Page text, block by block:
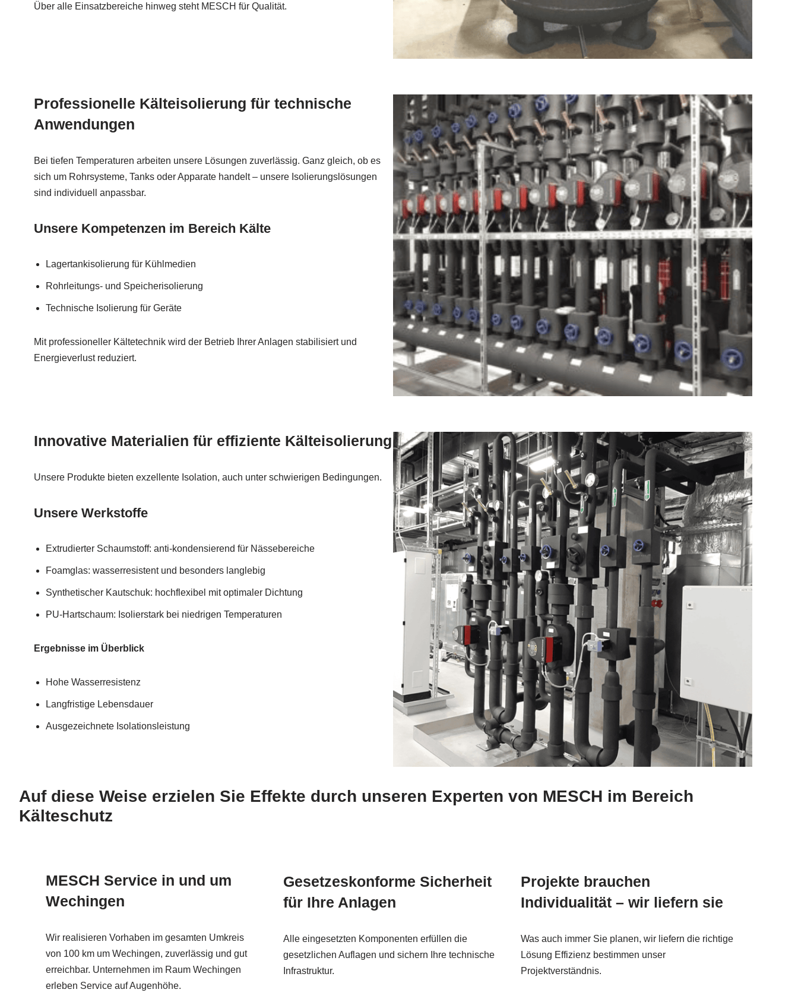
Über alle Einsatzbereiche hinweg steht MESCH für Qualität.
Professionelle Kälteisolierung für technische
Anwendungen
Bei tiefen Temperaturen arbeiten unsere Lösungen zuverlässig. Ganz gleich, ob es
sich um Rohrsysteme, Tanks oder Apparate handelt – unsere Isolierungslösungen
sind individuell anpassbar.
Unsere Kompetenzen im Bereich Kälte
Lagertankisolierung für Kühlmedien
Rohrleitungs- und Speicherisolierung
Technische Isolierung für Geräte
Mit professioneller Kältetechnik wird der Betrieb Ihrer Anlagen stabilisiert und
Energieverlust reduziert.
Innovative Materialien für effiziente Kälteisolierung
Unsere Produkte bieten exzellente Isolation, auch unter schwierigen Bedingungen.
Unsere Werkstoffe
Extrudierter Schaumstoff: anti-kondensierend für Nässebereiche
Foamglas: wasserresistent und besonders langlebig
Synthetischer Kautschuk: hochflexibel mit optimaler Dichtung
PU-Hartschaum: Isolierstark bei niedrigen Temperaturen
Ergebnisse im Überblick
Hohe Wasserresistenz
Langfristige Lebensdauer
Ausgezeichnete Isolationsleistung
Auf diese Weise erzielen Sie Effekte durch unseren Experten von MESCH im Bereich
Kälteschutz
MESCH Service in und um
Wechingen
Wir realisieren Vorhaben im gesamten Umkreis
von 100 km um Wechingen, zuverlässig und gut
erreichbar. Unternehmen im Raum Wechingen
erleben Service auf Augenhöhe.
Gesetzeskonforme Sicherheit
für Ihre Anlagen
Alle eingesetzten Komponenten erfüllen die
gesetzlichen Auflagen und sichern Ihre technische
Infrastruktur.
Projekte brauchen
Individualität – wir liefern sie
Was auch immer Sie planen, wir liefern die richtige
Lösung Effizienz bestimmen unser
Projektverständnis.